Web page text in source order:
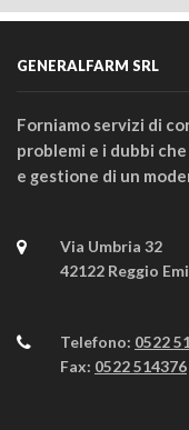
GENERALFARM SRL
Forniamo servizi di
problemi e i dubbi
e gestione di un
Via Umbria 32
42122 Reggio
Telefono: 0522
Fax: 0522 514376